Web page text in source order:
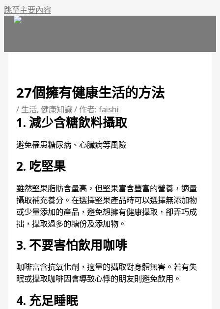
跳至主要內容
27個擁有健康生活的方法
/ 生活,健康知識/ 作者:faishi
1. 減少含糖飲料攝取
避免罹患糖尿病、心臟病等風險
2. 吃堅果
雖然堅果脂肪含量高，但堅果富含豐富的營養，適量
攝取補充養分。在選擇堅果產品時可以選擇無添加物
或少量添加的產品，避免想擁有健康攝取，卻弄巧成
拙，攝取過多的糖份及添加物。
3. 不要害怕飲用咖啡
咖啡富含抗氧化劑，適量的攝取對身體無害。若有失
眠或攝取咖啡因會導致心悸的朋友則避免飲用。
4. 充足睡眠